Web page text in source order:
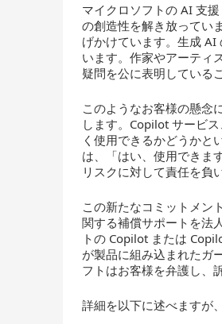
マイクロソフトの AI 支
の創造性を解き放ってい
げかけています。生成 AI
います。作家やアーティ
疑問を公に表明している
このようなお客様の懸
します。Copilot サービ
く使用できるかどうかと
は、「はい、使用できま
リスクに対して責任を負
この新たなコミットメン
関する補償サポートを法
トの Copilot または
が製品に組み込まれたガ
フトはお客様を弁護し、
詳細を以下に述べますが